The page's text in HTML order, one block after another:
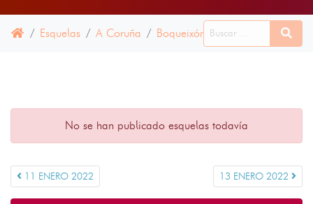
Esquelas A Coruña Boqueixón 12 ENERO 2022
No se han publicado esquelas todavía
11 ENERO 2022 13 ENERO 2022